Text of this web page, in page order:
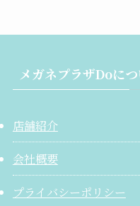
メガネプラザDoに
店舗紹介
会社概要
プライバシーポリシー